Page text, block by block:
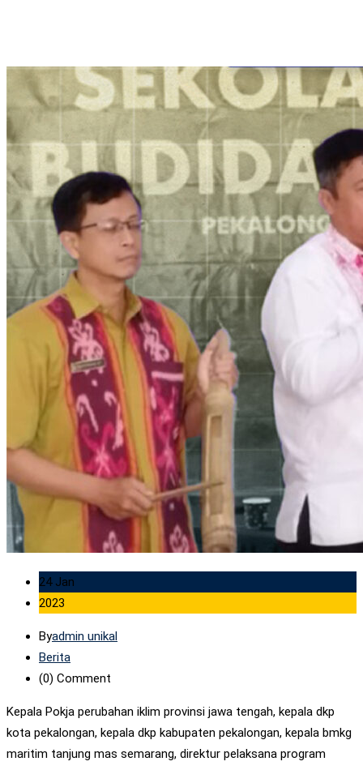
24 Jan
2023
Byadmin unikal
Berita
(0) Comment
Kepala Pokja perubahan iklim provinsi jawa tengah, kepala dkp
kota pekalongan, kepala dkp kabupaten pekalongan, kepala bmkg
maritim tanjung mas semarang, direktur pelaksana program